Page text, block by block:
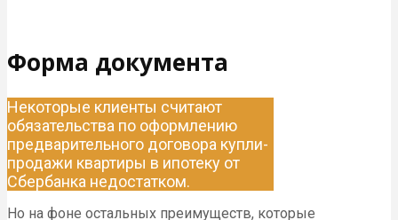
Форма документа
Некоторые клиенты считают
обязательства по оформлению
предварительного договора купли-
продажи квартиры в ипотеку от
Сбербанка недостатком.
Но на фоне остальных преимуществ, которые